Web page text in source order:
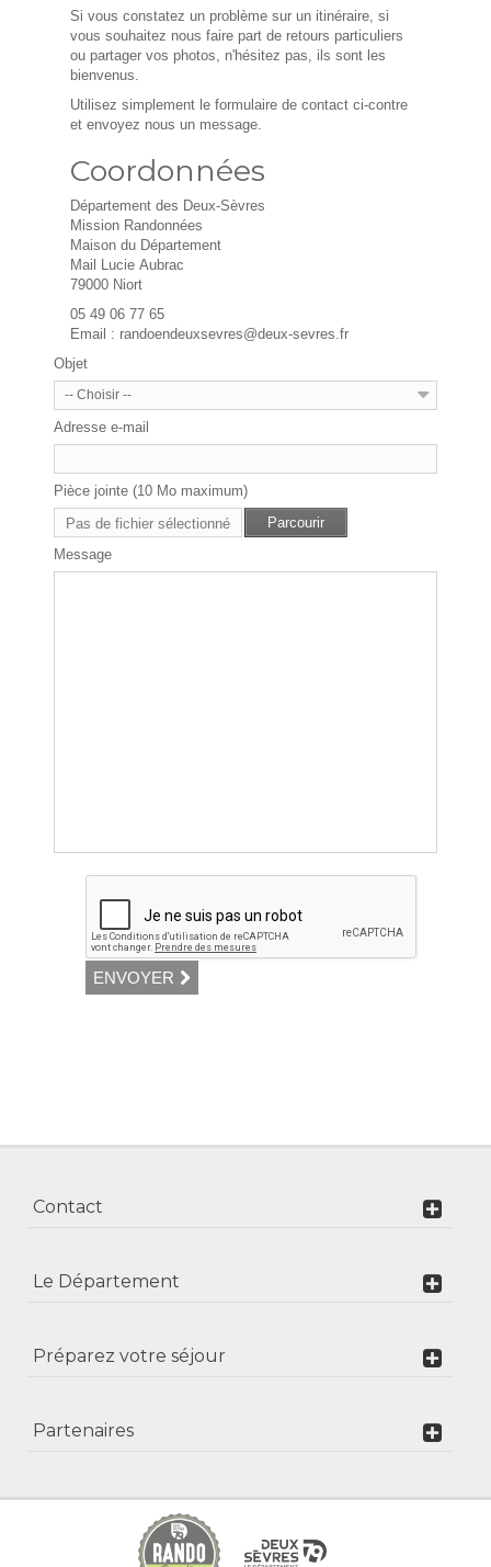
Si vous constatez un problème sur un itinéraire, si
vous souhaitez nous faire part de retours particuliers
ou partager vos photos, n'hésitez pas, ils sont les
bienvenus.
Utilisez simplement le formulaire de contact ci-contre
et envoyez nous un message.
Coordonnées
Département des Deux-Sèvres
Mission Randonnées
Maison du Département
Mail Lucie Aubrac
79000 Niort
05 49 06 77 65
Email : randoendeuxsevres@deux-sevres.fr
Objet
-- Choisir --
Adresse e-mail
Pièce jointe (10 Mo maximum)
Pas de fichier sélectionné
Parcourir
Message
ENVOYER
Contact
Le Département
Préparez votre séjour
Partenaires